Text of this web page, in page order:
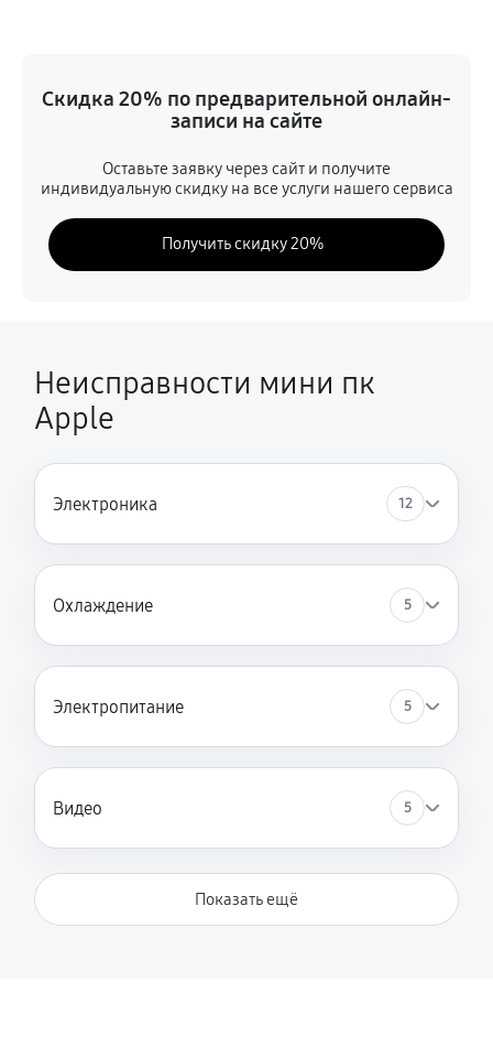
компонентов)
2700 руб 180 минут
Чистка от залития жидкостью (с ультразвуковой
промывкой)
Замена разъемов (USB, HDMI, Power)
Замена термопасты и чистка системы охлаждения
900 руб
Замена/установка накопителя (SSD/NVMe)
450 руб 20 минут
Скидка 20% по предварительной онлайн-
записи на сайте
Оставьте заявку через сайт и получите
индивидуальную скидку на все услуги нашего сервиса
Получить скидку 20%
Неисправности мини пк
Apple
Электроника 12
Охлаждение 5
Электропитание 5
Видео 5
Показать ещё